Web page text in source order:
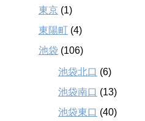
東京 (1)
東陽町 (4)
池袋 (106)
池袋北口 (6)
池袋南口 (13)
池袋東口 (40)